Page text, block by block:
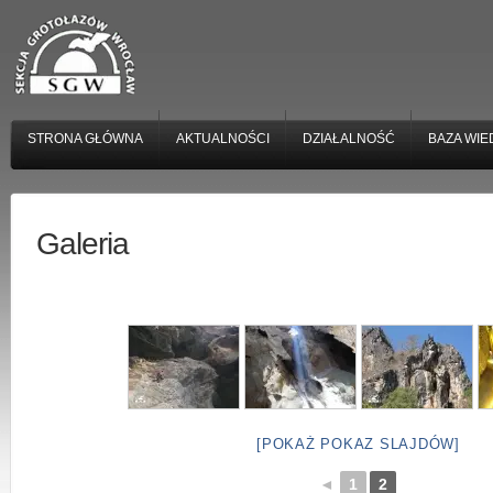
STRONA GŁÓWNA AKTUALNOŚCI DZIAŁALNOŚĆ BAZA
Galeria
[POKAŻ POKAZ SLAJDÓW]
◄ 1 2